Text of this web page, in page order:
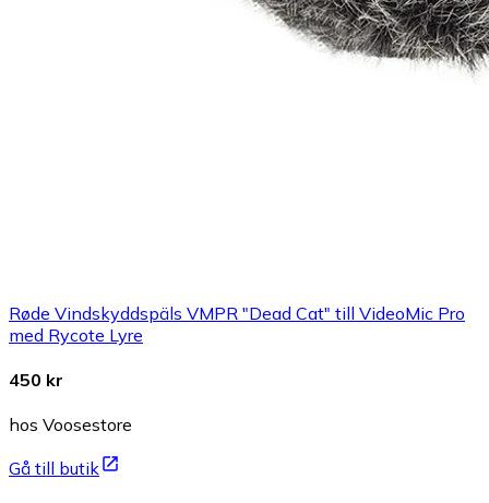
Røde Vindskyddspäls VMPR "Dead Cat" till VideoMic Pro
med Rycote Lyre
450 kr
hos Voosestore
Gå till butik